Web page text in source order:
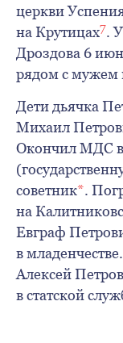
церкви
на Крутицах7.
Дроздова 6
рядом с мужем
Дети дьячка
Михаил
Окончил МДС в
советник*.
на
Евграф
в младенчестве.
Алексей
в статской